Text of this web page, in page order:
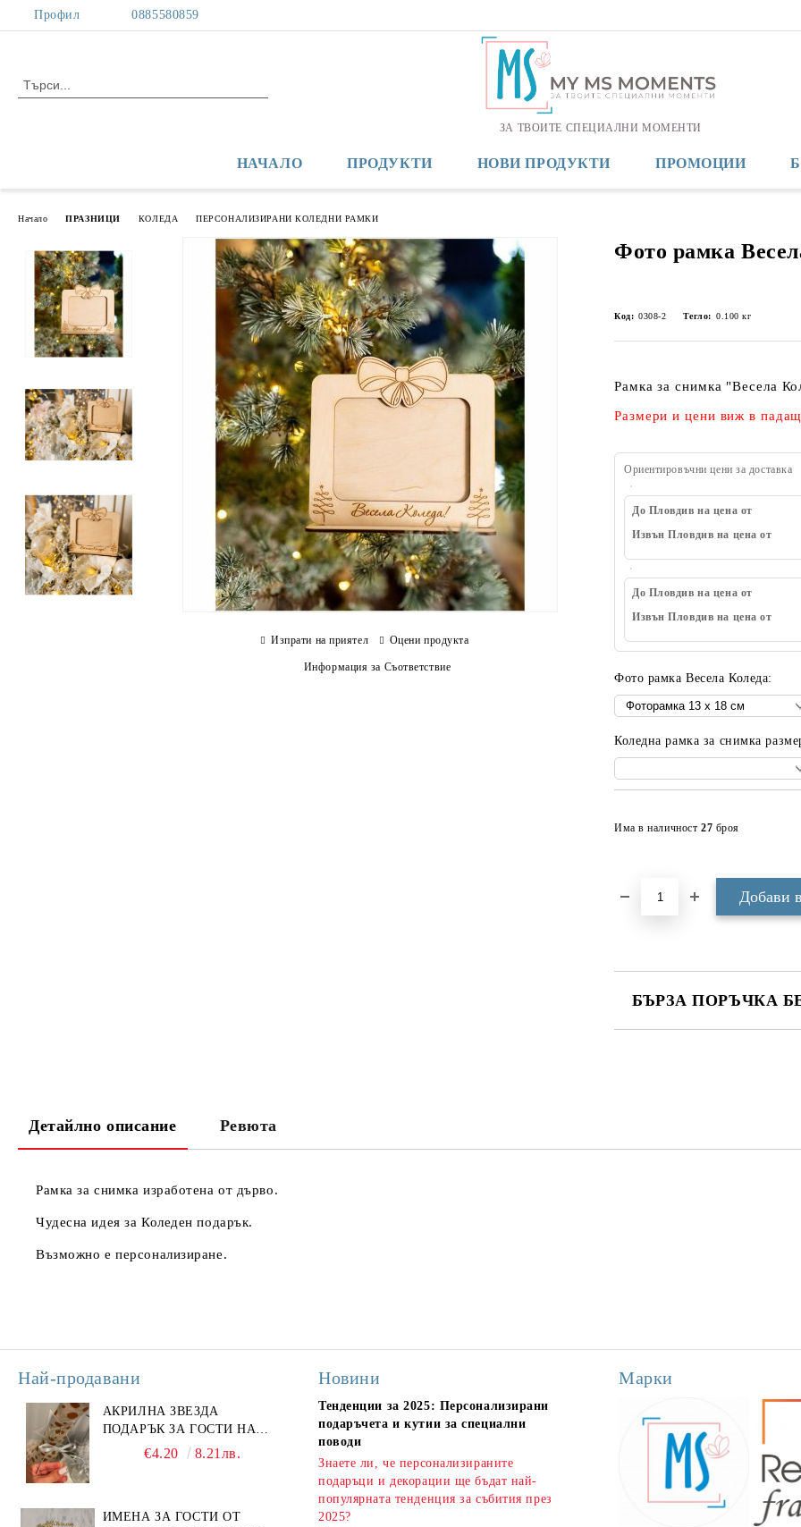
Профил 0885580859
ЗА ТВОИТЕ СПЕЦИАЛНИ МОМЕНТИ
НАЧАЛО ПРОДУКТИ НОВИ ПРОДУКТИ ПРОМОЦИИ
Начало ПРАЗНИЦИ КОЛЕДА ПЕРСОНАЛИЗИРАНИ КОЛЕДНИ РАМКИ
Фото рамка
Код: 0308-2 Тегло: 0.100 кг
Рамка за снимка "Весела
Размери и цени виж в
Ориентировъчни цени за доставка
До Пловдив на цена от
Извън Пловдив на цена от
До Пловдив на цена от
Извън Пловдив на цена от
Фото рамка Весела Коледа:
Коледна рамка за снимка
Има в наличност 27 броя
БЪРЗА ПОРЪЧКА
Изпрати на приятел Оцени продукта
Информация за Съответствие
Детайлно описание Ревюта
Рамка за снимка изработена от дърво.
Чудесна идея за Коледен подарък.
Възможно е персонализиране.
Най-продавани
АКРИЛНА ЗВЕЗДА
ПОДАРЪК ЗА ГОСТИ НА
ПОГАЧА€4.20 8.21лв.
ИМЕНА ЗА ГОСТИ ОТ
Новини
Тенденции за 2025: Персонализирани
подаръчета и кутии за специални
поводи
Знаете ли, че персонализираните
подаръци и декорации ще бъдат най-
популярната тенденция за събития през
2025?
Марки